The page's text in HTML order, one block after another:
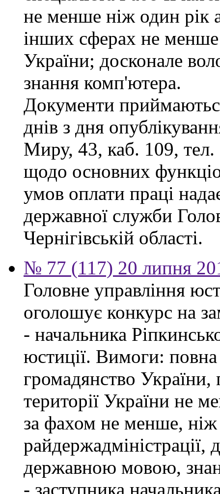
не менше ніж один рік
інших сферах не
України; досконале
знання комп'ютера.
Документи
днів з дня
Миру, 43, каб. 109, тел.
щодо основних
умов оплати праці
державної служби
Чернігівській області.
№ 77 (117) 20 липня
Головне управління
оголошує конкурс на
- начальника
юстиції. Вимоги:
громадянство
території України не
за фахом не менше,
райдержадміністрації,
державною мовою,
- заступника